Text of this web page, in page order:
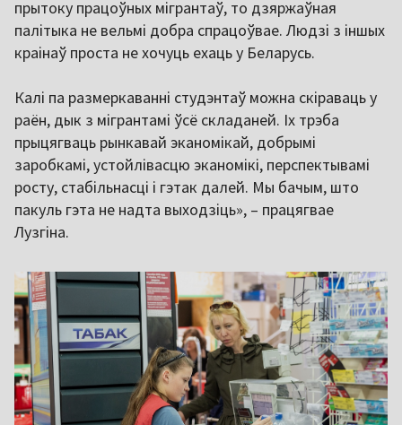
прытоку працоўных мігрантаў, то дзяржаўная
палітыка не вельмі добра спрацоўвае. Людзі з іншых
краінаў проста не хочуць ехаць у Беларусь.
Калі па размеркаванні студэнтаў можна скіраваць у
раён, дык з мігрантамі ўсё складаней. Іх трэба
прыцягваць рынкавай эканомікай, добрымі
заробкамі, устойлівасцю эканомікі, перспектывамі
росту, стабільнасці і гэтак далей. Мы бачым, што
пакуль гэта не надта выходзіць», – працягвае
Лузгіна.